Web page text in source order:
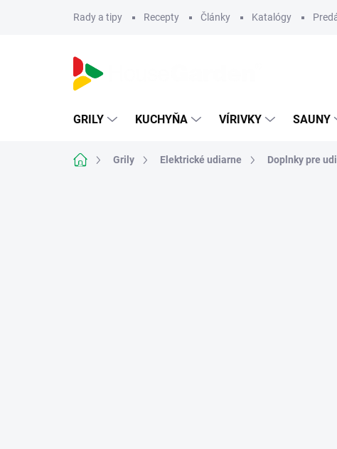
Rady a tipy Recepty Články Katalógy
GRILY KUCHYŇA VÍRIVKY SAUNY
DomovGrily Elektrické udiarne Doplnky pre